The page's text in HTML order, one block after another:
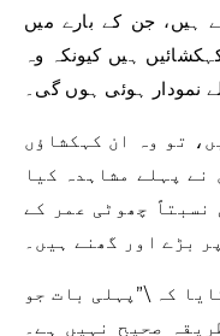
ہیں، جن کے بارے میں
ہیں کیونکہ وہ
تو وہ ان کہکشاؤں
پہلے مشاہدہ کیا
نسبتاً چھوٹی عمر کے
بڑے اور گھنے ہیں۔
کہ \”پہلی بات جو
صحیح نہیں ہے۔